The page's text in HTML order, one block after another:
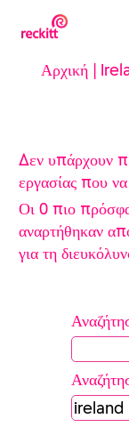
Αρχική |
Δεν υπάρχουν
εργασίας που
Οι 0 πιο
αναρτήθηκαν
για τη